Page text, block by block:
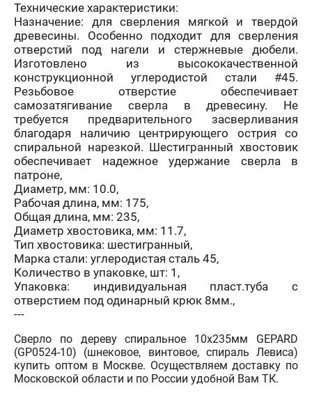
Технические характеристики:
Назначение: для сверления мягкой и твердой
древесины. Особенно подходит для сверления
отверстий под нагели и стержневые дюбели.
Изготовлено из высококачественной
конструкционной углеродистой стали #45.
Резьбовое отверстие обеспечивает
самозатягивание сверла в древесину. Не
требуется предварительного засверливания
благодаря наличию центрирующего острия со
спиральной нарезкой. Шестигранный хвостовик
обеспечивает надежное удержание сверла в
патроне,
Диаметр, мм: 10.0,
Рабочая длина, мм: 175,
Общая длина, мм: 235,
Диаметр хвостовика, мм: 11.7,
Тип хвостовика: шестигранный,
Марка стали: углеродистая сталь 45,
Количество в упаковке, шт: 1,
Упаковка: индивидуальная пласт.туба с
отверстием под одинарный крюк 8мм.,
---
Сверло по дереву спиральное 10х235мм GEPARD
(GP0524-10) (шнековое, винтовое, спираль Левиса)
купить оптом в Москве. Осуществляем доставку по
Московской области и по России удобной Вам ТК.